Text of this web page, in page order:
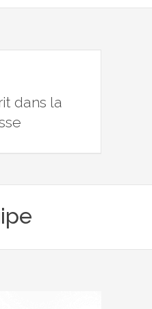
dans la